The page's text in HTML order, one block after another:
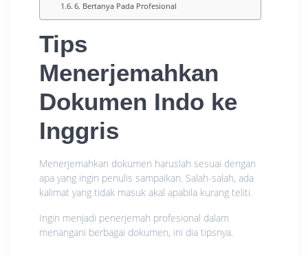
6. Bertanya Pada Profesional
Tips
Menerjemahkan
Dokumen Indo ke
Inggris
Menerjemahkan dokumen haruslah sesuai dengan
apa yang ingin penulis sampaikan. Salah-salah, ada
kalimat yang tidak masuk akal apabila kurang teliti.
Ingin menjadi penerjemah profesional dalam
menangani berbagai dokumen, ini dia tipsnya.